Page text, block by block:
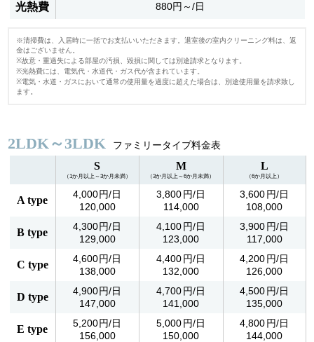
光熱費 880円～/日
※清掃費は、入居時に一括でお支払いいただきます。退室後の室内クリーニング料は、返
金はございません。
※故意・重過失による部屋の汚損、毀損に関しては別途請求となります。
※光熱費には、電気代・水道代・ガス代が含まれています。
※電気・水道・ガスにおいて通常の使用量を過度に超えた場合は、別途使用量を請求致し
ます。
2LDK～3LDK ファミリータイプ料金表
S
（1か月以上～3か月未満）
M
（3か月以上～6か月未満）
L
（6か月以上）
A type
4,000
120,000
3,800
114,000
3,600
108,000
B type
4,300
129,000
4,100
123,000
3,900
117,000
C type
4,600
138,000
4,400
132,000
4,200
126,000
D type
4,900
147,000
4,700
141,000
4,500
135,000
E type
5,200
156,000
5,000
150,000
4,800
144,000